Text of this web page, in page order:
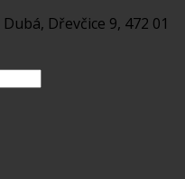
Dubá, Dřevčice 9, 472 01